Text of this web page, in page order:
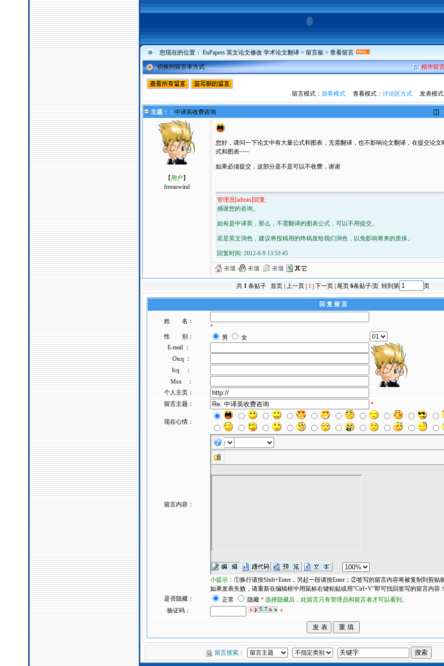
您现在的位置： EnPapers 英文论文修改 学术论文翻译 > 留言板 > 查看留言
切换到留言本方式 精华留
留言模式： 游客模式 查看模式： 讨论区方式 发表模
主题：： 中译英收费咨询
【 用户 】
freeaswind
您好，请问一下论文中有大量公式和图表，无需翻译，也不影响论文翻译，在提交论
式和图表~~~
如果必须提交，这部分是不是可以不收费，谢谢
管理员[admin]回复:
感谢您的咨询。
如有是中译英，那么，不需翻译的图表公式，可以不用提交。
若是英文润色，建议将投稿用的终稿发给我们润色，以免影响将来的质保。
回复时间: 2012-6-9 13:53:45
共 1 条贴子 首页 | 上一页 | 1 | 下一页 | 尾页 6条贴子/页 转到第 页
回 复 留 言
姓 名：
*
性 别：
男
女
E-mail ：
Oicq ：
Icq ：
Msn ：
个人主页：
留言主题：
*
现在心情：
留言内容：
小提示： ①换行请按Shift+Enter，另起一段请按Enter；②签写的留言内容将被复制到剪贴
如果发表失败，请重新在编辑框中用鼠标右键粘贴或用"Ctrl+V"即可找回签写的留言内容
是否隐藏：
正常 隐藏 * 选择隐藏后，此留言只有管理员和留言者才可以看到。
验证码：
*
留言搜索：